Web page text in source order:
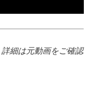
細は元動画をご確認